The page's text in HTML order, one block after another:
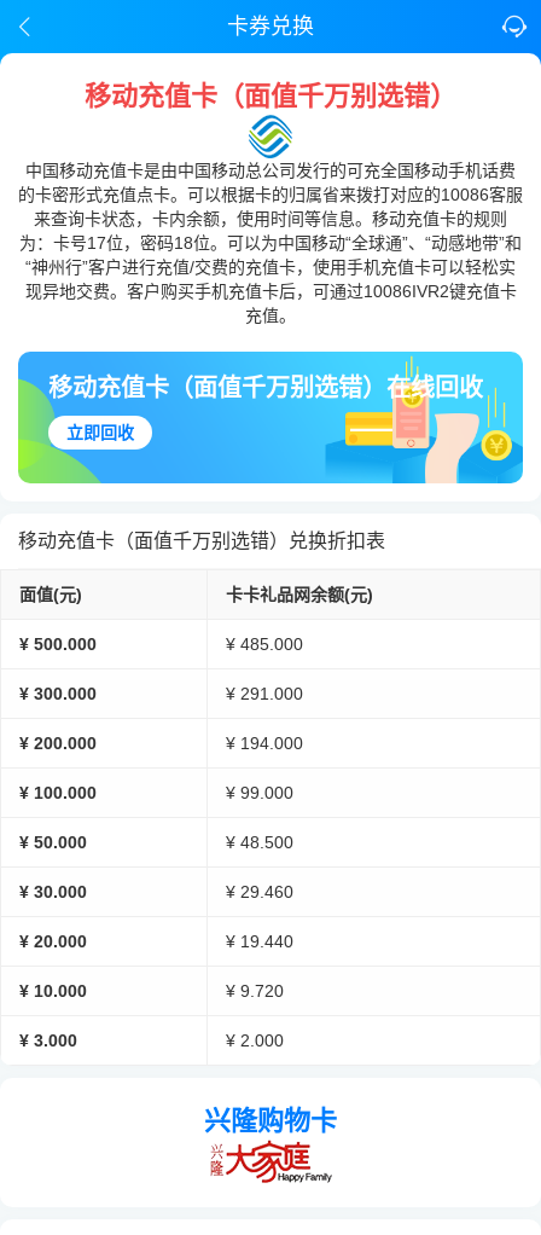
卡券兑换
移动充值卡（面值千万别选错）
中国移动充值卡是由中国移动总公司发行的可充全国移动手机话费
的卡密形式充值点卡。可以根据卡的归属省来拨打对应的10086客服
来查询卡状态，卡内余额，使用时间等信息。移动充值卡的规则
为：卡号17位，密码18位。可以为中国移动“全球通”、“动感地带”和
“神州行”客户进行充值/交费的充值卡，使用手机充值卡可以轻松实
现异地交费。客户购买手机充值卡后，可通过10086IVR2键充值卡
充值。
移动充值卡（面值千万别选错）在线回收
立即回收
移动充值卡（面值千万别选错）兑换折扣表
面值(元) 卡卡礼品网余额(元)
¥ 500.000 ¥ 485.000
¥ 300.000 ¥ 291.000
¥ 200.000 ¥ 194.000
¥ 100.000 ¥ 99.000
¥ 50.000 ¥ 48.500
¥ 30.000 ¥ 29.460
¥ 20.000 ¥ 19.440
¥ 10.000 ¥ 9.720
¥ 3.000 ¥ 2.000
兴隆购物卡